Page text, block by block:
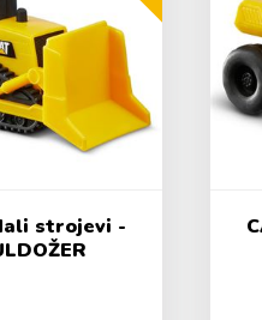
strojevi -